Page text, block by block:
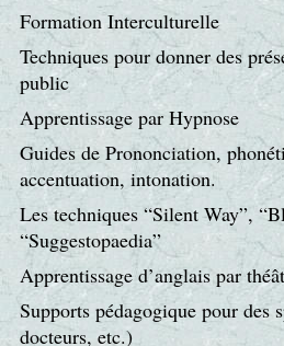
Formation Interculturelle
Techniques pour donner des
public
Apprentissage par Hypnose
Guides de Prononciation,
accentuation, intonation.
Les techniques “Silent Way”,
“Suggestopaedia”
Apprentissage d’anglais par
Supports pédagogique pour des
docteurs, etc.)